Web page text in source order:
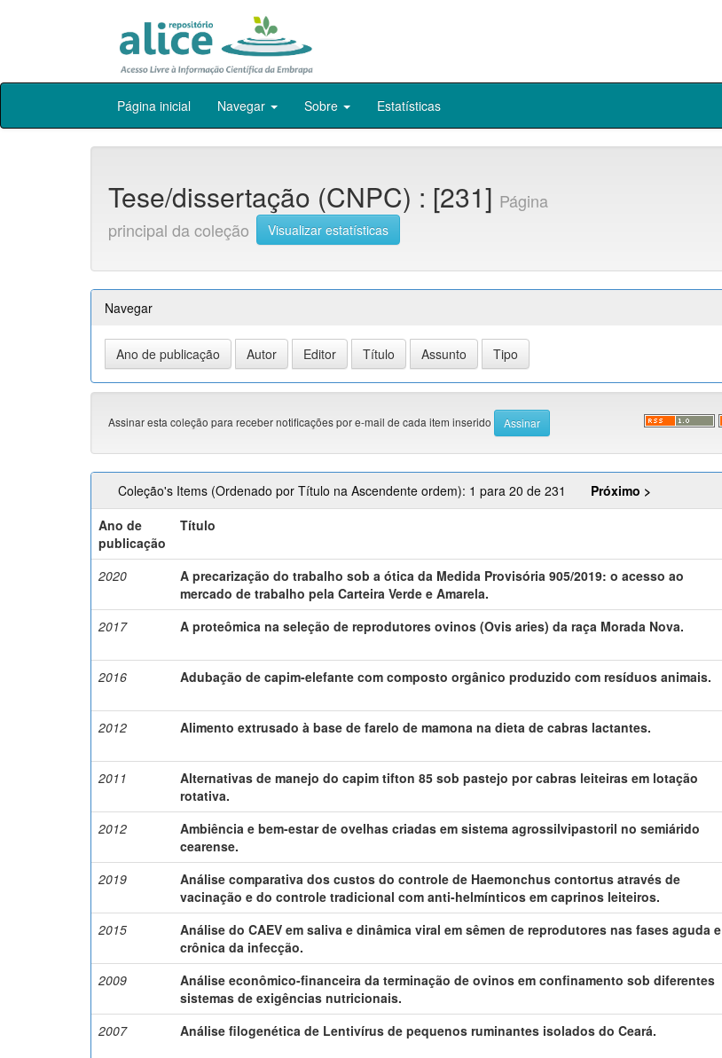
Skip
Página inicial Navegar Sobre Estatísticas
Tese/dissertação (CNPC) : [231] Página
principal da coleção
Visualizar estatísticas
Navegar
Assinar esta coleção para receber notificações por e-mail de cada item inserido
Coleção's Items (Ordenado por Título na Ascendente ordem): 1 para 20 de 231
Próximo >
Ano de
publicação
Título
2020
A precarização do trabalho sob a ótica da Medida Provisória 905/2019: o acesso ao
mercado de trabalho pela Carteira Verde e Amarela.
2017
A proteômica na seleção de reprodutores ovinos (Ovis aries) da raça Morada Nova.
2016
Adubação de capim-elefante com composto orgânico produzido com resíduos animais.
2012
Alimento extrusado à base de farelo de mamona na dieta de cabras lactantes.
2011
Alternativas de manejo do capim tifton 85 sob pastejo por cabras leiteiras em lotação
rotativa.
2012
Ambiência e bem-estar de ovelhas criadas em sistema agrossilvipastoril no semiárido
cearense.
2019
Análise comparativa dos custos do controle de Haemonchus contortus através de
vacinação e do controle tradicional com anti-helmínticos em caprinos leiteiros.
2015
Análise do CAEV em saliva e dinâmica viral em sêmen de reprodutores nas fases aguda e
crônica da infecção.
2009
Análise econômico-financeira da terminação de ovinos em confinamento sob diferentes
sistemas de exigências nutricionais.
2007
Análise filogenética de Lentivírus de pequenos ruminantes isolados do Ceará.